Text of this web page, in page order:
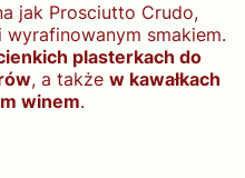
jak Prosciutto Crudo,
smakiem.
plasterkach do
, a także w kawałkach
winem.